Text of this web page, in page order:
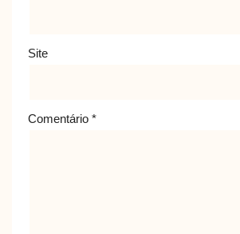
Site
Comentário *